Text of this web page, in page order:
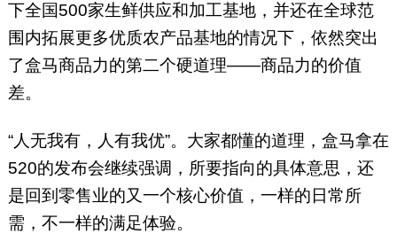
下全国500家生鲜供应和加工基地，并还在全球范
围内拓展更多优质农产品基地的情况下，依然突出
了盒马商品力的第二个硬道理——商品力的价值
差。
“人无我有，人有我优”。大家都懂的道理，盒马拿在
520的发布会继续强调，所要指向的具体意思，还
是回到零售业的又一个核心价值，一样的日常所
需，不一样的满足体验。